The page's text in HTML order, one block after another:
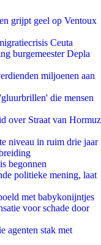
grijpt geel op Ventoux
Ceuta
burgemeester Depla
miljoenen aan
die mensen
over Straat van Hormuz
niveau in ruim drie jaar
begonnen
politieke mening, laat
met babykonijntjes
voor schade door
agenten stak met